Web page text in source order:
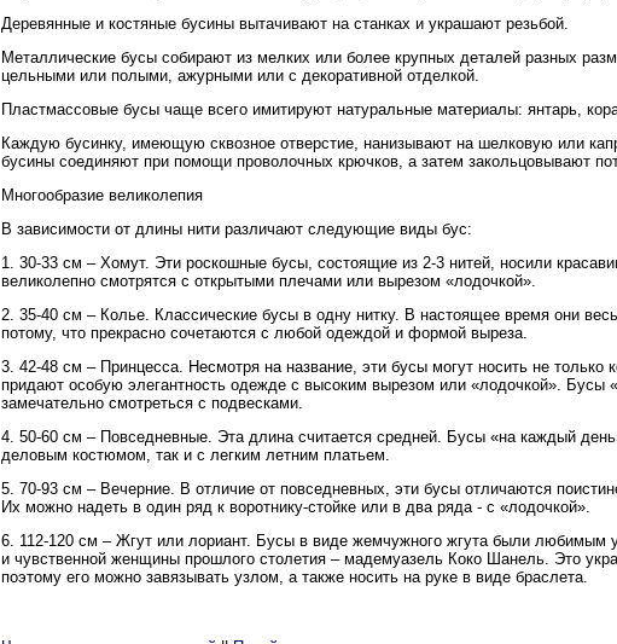
Деревянные и костяные бусины вытачивают на станках и украшают резьбой.
Металлические бусы собирают из мелких или более крупных деталей разных
цельными или полыми, ажурными или с декоративной отделкой.
Пластмассовые бусы чаще всего имитируют натуральные материалы: янтарь,
Каждую бусинку, имеющую сквозное отверстие, нанизывают на шелковую или
бусины соединяют при помощи проволочных крючков, а затем закольцовывают
Многообразие великолепия
В зависимости от длины нити различают следующие виды бус:
1. 30-33 см – Хомут. Эти роскошные бусы, состоящие из 2-3 нитей, носили
великолепно смотрятся с открытыми плечами или вырезом «лодочкой».
2. 35-40 см – Колье. Классические бусы в одну нитку. В настоящее время они
потому, что прекрасно сочетаются с любой одеждой и формой выреза.
3. 42-48 см – Принцесса. Несмотря на название, эти бусы могут носить не только
придают особую элегантность одежде с высоким вырезом или «лодочкой». Бусы
замечательно смотреться с подвесками.
4. 50-60 см – Повседневные. Эта длина считается средней. Бусы «на каждый
деловым костюмом, так и с легким летним платьем.
5. 70-93 см – Вечерние. В отличие от повседневных, эти бусы отличаются
Их можно надеть в один ряд к воротнику-стойке или в два ряда - с «лодочкой».
6. 112-120 см – Жгут или лориант. Бусы в виде жемчужного жгута были любимым
и чувственной женщины прошлого столетия – мадемуазель Коко Шанель. Это
поэтому его можно завязывать узлом, а также носить на руке в виде браслета.